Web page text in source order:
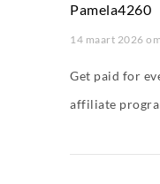
Pamela4260
14 maart 2026
Get paid for
affiliate